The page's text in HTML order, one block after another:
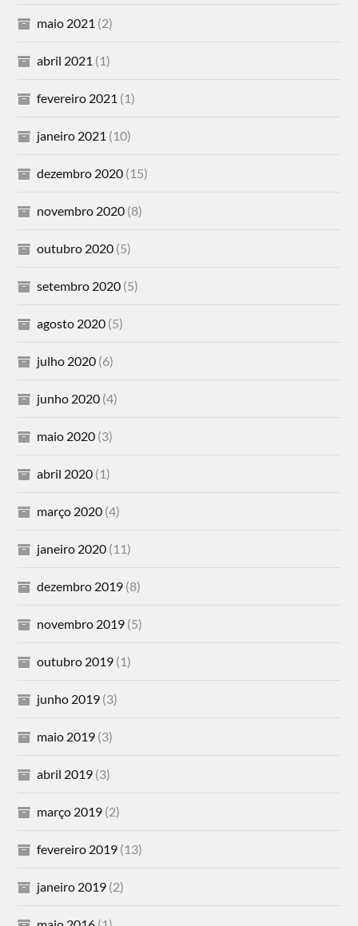
maio 2021 (2)
abril 2021 (1)
fevereiro 2021 (1)
janeiro 2021 (10)
dezembro 2020 (15)
novembro 2020 (8)
outubro 2020 (5)
setembro 2020 (5)
agosto 2020 (5)
julho 2020 (6)
junho 2020 (4)
maio 2020 (3)
abril 2020 (1)
março 2020 (4)
janeiro 2020 (11)
dezembro 2019 (8)
novembro 2019 (5)
outubro 2019 (1)
junho 2019 (3)
maio 2019 (3)
abril 2019 (3)
março 2019 (2)
fevereiro 2019 (13)
janeiro 2019 (2)